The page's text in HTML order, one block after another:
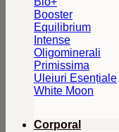
Booster
Equilibrium
Intense
Oligominerali
Primissima
Uleiuri Esențiale
White Moon
Corporal